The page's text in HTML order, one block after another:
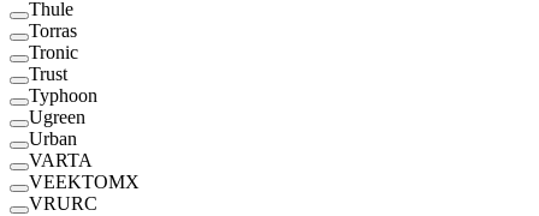
Thule
Torras
Tronic
Trust
Typhoon
Ugreen
Urban
VARTA
VEEKTOMX
VRURC